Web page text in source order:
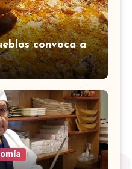
convoca a